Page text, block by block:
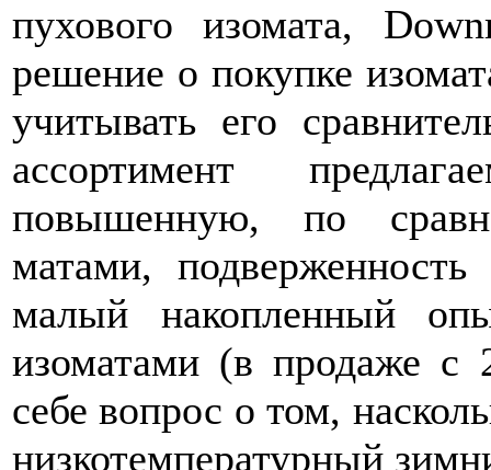
пухового изомата,
решение о покупке
учитывать его
ассортимент
повышенную, по
матами,
малый накопленный
изоматами (в продаже с
себе вопрос о том,
низкотемпературный